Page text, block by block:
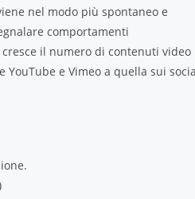
nel modo più spontaneo e
comportamenti
il numero di contenuti video
e Vimeo a quella sui